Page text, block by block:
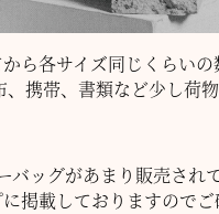
ら各サイズ同じくらい
携帯、書類など少し荷
バッグがあまり販売さ
掲載しておりますのでご